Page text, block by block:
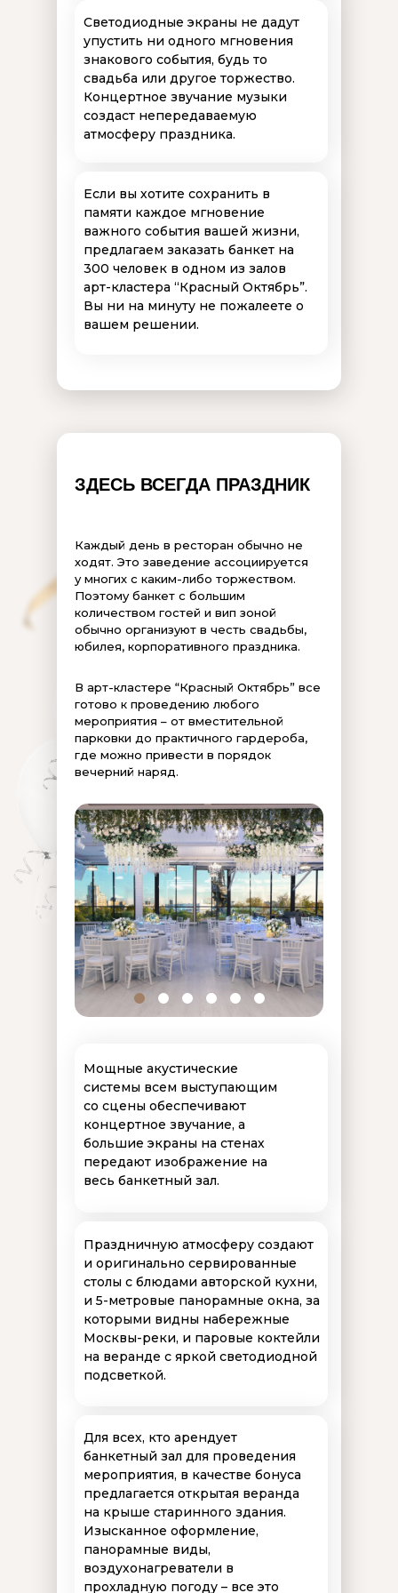
Светодиодные экраны не дадут
упустить ни одного мгновения
знакового события, будь то
свадьба или другое торжество.
Концертное звучание музыки
создаст непередаваемую
атмосферу праздника.
Если вы хотите сохранить в
памяти каждое мгновение
важного события вашей жизни,
предлагаем заказать банкет на
300 человек в одном из залов
арт-кластера “Красный Октябрь”.
Вы ни на минуту не пожалеете о
вашем решении.
ЗДЕСЬ ВСЕГДА ПРАЗДНИК
Каждый день в ресторан обычно не
ходят. Это заведение ассоциируется
у многих с каким-либо торжеством.
Поэтому банкет с большим
количеством гостей и вип зоной
обычно организуют в честь свадьбы,
юбилея, корпоративного праздника.
В арт-кластере “Красный Октябрь” все
готово к проведению любого
мероприятия – от вместительной
парковки до практичного гардероба,
где можно привести в порядок
вечерний наряд.
Мощные акустические
системы всем выступающим
со сцены обеспечивают
концертное звучание, а
большие экраны на стенах
передают изображение на
весь банкетный зал.
Праздничную атмосферу создают
и оригинально сервированные
столы с блюдами авторской кухни,
и 5-метровые панорамные окна, за
которыми видны набережные
Москвы-реки, и паровые коктейли
на веранде с яркой светодиодной
подсветкой.
Для всех, кто арендует
банкетный зал для проведения
мероприятия, в качестве бонуса
предлагается открытая веранда
на крыше старинного здания.
Изысканное оформление,
панорамные виды,
воздухонагреватели в
прохладную погоду – все это